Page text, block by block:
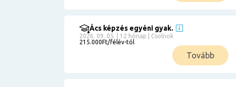
Érettségi
Ács képzés egyéni gyak.
2026. 09. 05. | 12 hónap | Csolnok
215.000Ft/félév-tól
Tovább